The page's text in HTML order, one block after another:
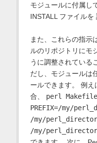
モジュールに付属し
INSTALL ファイル
また、これらの指示
ルのリポジトリにモ
うに調整されている
だし、モジュールは
ールできます。 例え
合、 perl
PREFIX=/my/
/my/
/my/